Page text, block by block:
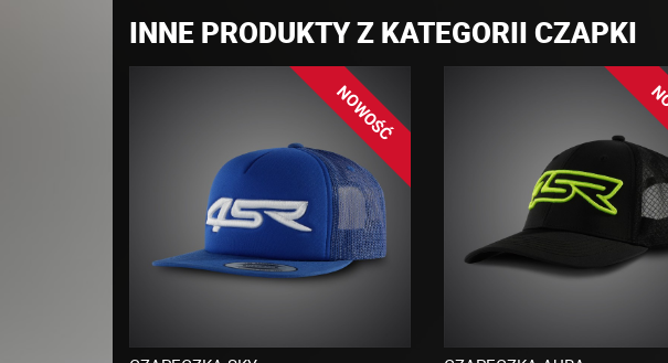
INNE PRODUKTY Z KATEGORII CZAPKI
NOWOŚĆ